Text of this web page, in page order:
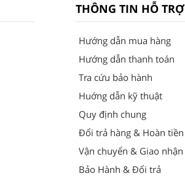
THÔNG TIN HỖ TRỢ
Hướng dẫn mua hàng
Hướng dẫn thanh toán
Tra cứu bảo hành
Huớng dẫn kỹ thuật
Quy định chung
Đổi trả hàng & Hoàn tiền
Vận chuyển & Giao nhận
Bảo Hành & Đổi trả